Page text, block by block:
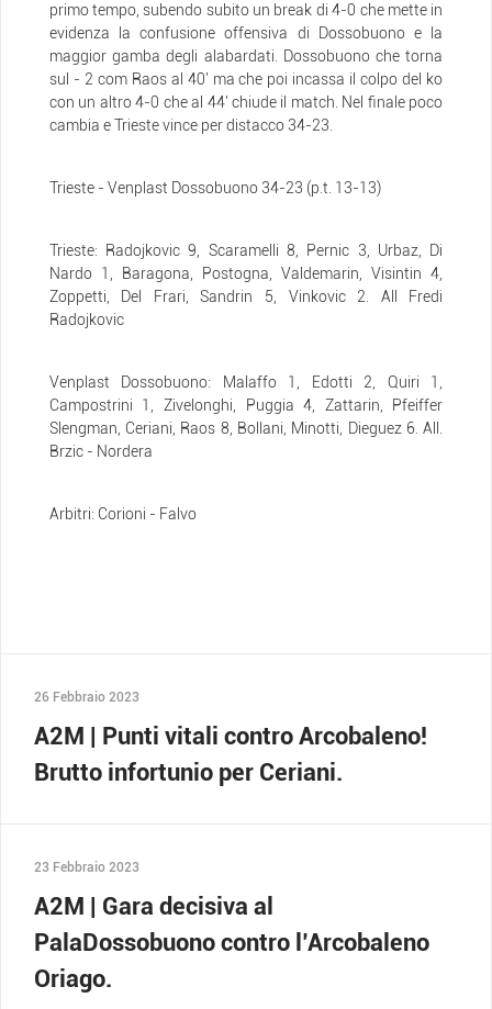
primo tempo, subendo subito un break di 4-0 che mette in
evidenza la confusione offensiva di Dossobuono e la
maggior gamba degli alabardati. Dossobuono che torna
sul - 2 com Raos al 40' ma che poi incassa il colpo del ko
con un altro 4-0 che al 44' chiude il match. Nel finale poco
cambia e Trieste vince per distacco 34-23.
Trieste - Venplast Dossobuono 34-23 (p.t. 13-13)
Trieste: Radojkovic 9, Scaramelli 8, Pernic 3, Urbaz, Di
Nardo 1, Baragona, Postogna, Valdemarin, Visintin 4,
Zoppetti, Del Frari, Sandrin 5, Vinkovic 2. All Fredi
Radojkovic
Venplast Dossobuono: Malaffo 1, Edotti 2, Quiri 1,
Campostrini 1, Zivelonghi, Puggia 4, Zattarin, Pfeiffer
Slengman, Ceriani, Raos 8, Bollani, Minotti, Dieguez 6. All.
Brzic - Nordera
Arbitri: Corioni - Falvo
26 Febbraio 2023
A2M | Punti vitali contro Arcobaleno!
Brutto infortunio per Ceriani.
23 Febbraio 2023
A2M | Gara decisiva al
PalaDossobuono contro l’Arcobaleno
Oriago.